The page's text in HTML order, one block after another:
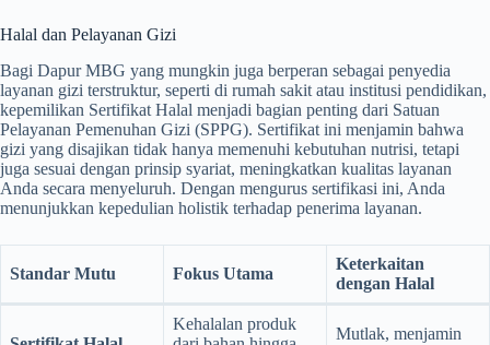
Halal dan Pelayanan Gizi
Bagi Dapur MBG yang mungkin juga berperan sebagai penyedia
layanan gizi terstruktur, seperti di rumah sakit atau institusi pendidikan,
kepemilikan Sertifikat Halal menjadi bagian penting dari Satuan
Pelayanan Pemenuhan Gizi (SPPG). Sertifikat ini menjamin bahwa
gizi yang disajikan tidak hanya memenuhi kebutuhan nutrisi, tetapi
juga sesuai dengan prinsip syariat, meningkatkan kualitas layanan
Anda secara menyeluruh. Dengan mengurus sertifikasi ini, Anda
menunjukkan kepedulian holistik terhadap penerima layanan.
Standar Mutu Fokus Utama
Keterkaitan
dengan Halal
Kehalalan produk
Mutlak, menjamin